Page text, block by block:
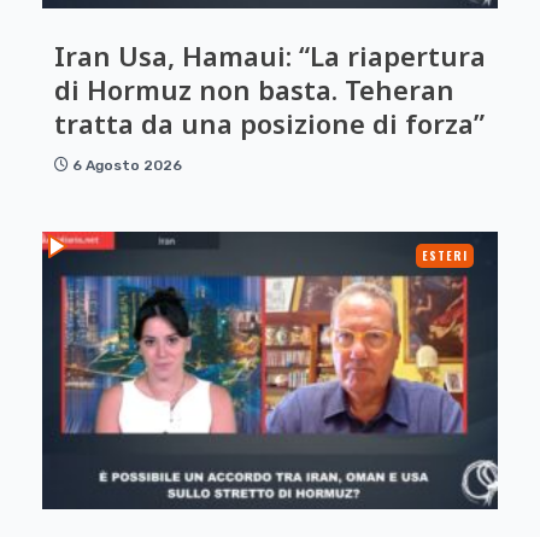
Iran Usa, Hamaui: “La riapertura
di Hormuz non basta. Teheran
tratta da una posizione di forza”
6 Agosto 2026
ESTERI